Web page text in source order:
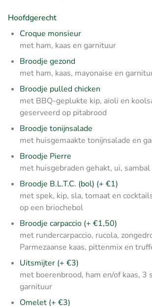
Hoofdgerecht
Croque monsieur
met ham, kaas en garnituur
Broodje gezond
met ham, kaas, mayonaise en
Broodje pulled chicken
met BBQ-geplukte kip, aioli en
geserveerd op pitabrood
Broodje tonijnsalade
met huisgemaakte tonijnsalade en
Broodje Pierre
met huisgebraden gehakt, ui, sambal
Broodje B.L.T.C. (bol) (+ €1)
met spek, kip, sla, tomaat en
op een briochebol
Broodje carpaccio (+ €1,50)
met rundercarpaccio, rucola,
Parmezaanse kaas, pittenmix en
Uitsmijter (+ €3)
met boerenbrood, ham en/of kaas, 3
garnituur
Omelet (+ €3)